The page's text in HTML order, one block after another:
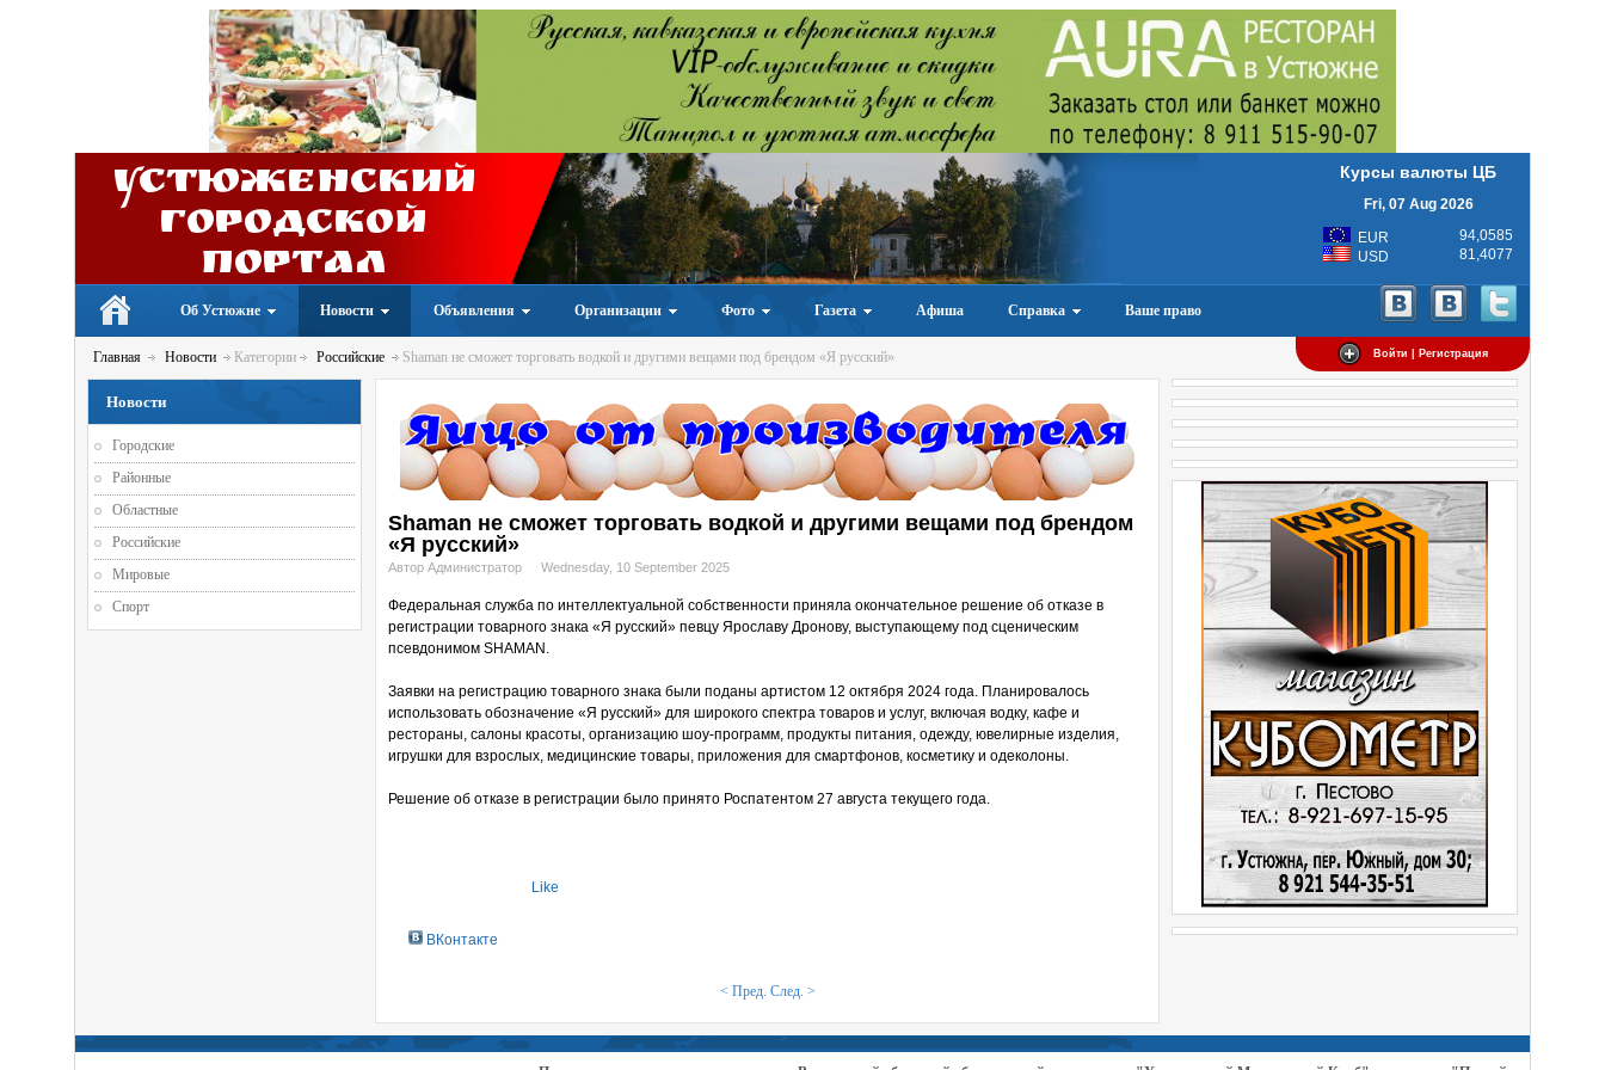
Устюженский
Городской
портал
Курсы валюты ЦБ
Fri, 07 Aug 2026
EUR
94,0585
USD
81,4077
Об Устюжне Новости Объявления Организации Фото Газета Афиша Справка Ваше право
Войти | Регистрация
Главная Новости Категории Российские Shaman не сможет торговать водкой и другими вещами под брендом «Я русский»
Shaman не сможет торговать водкой и другими вещами под брендом
«Я русский»
Автор Администратор Wednesday, 10 September 2025
Федеральная служба по интеллектуальной собственности приняла окончательное решение об отказе в
регистрации товарного знака «Я русский» певцу Ярославу Дронову, выступающему под сценическим
псевдонимом SHAMAN.
Заявки на регистрацию товарного знака были поданы артистом 12 октября 2024 года. Планировалось
использовать обозначение «Я русский» для широкого спектра товаров и услуг, включая водку, кафе и
рестораны, салоны красоты, организацию шоу-программ, продукты питания, одежду, ювелирные изделия,
игрушки для взрослых, медицинские товары, приложения для смартфонов, косметику и одеколоны.
Решение об отказе в регистрации было принято Роспатентом 27 августа текущего года.
Like
ВКонтакте
< Пред. След. >
Новости
Городские
Районные
Областные
Российские
Мировые
Спорт